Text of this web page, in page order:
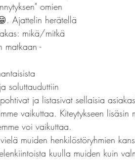
omien
Ajattelin herätellä
mikä/mitkä
matkaan -
soluttauduttiin
ja listasivat sellaisia
vaikuttaa. Kiteytykseen
voi vaikuttaa.
muiden henkilöstöryhmien
kuulla muiden kuin